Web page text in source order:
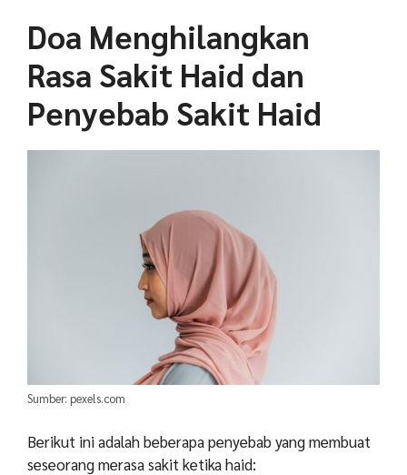
Doa Menghilangkan
Rasa Sakit Haid dan
Penyebab Sakit Haid
Sumber: pexels.com
Berikut ini adalah beberapa penyebab yang membuat
seseorang merasa sakit ketika haid: